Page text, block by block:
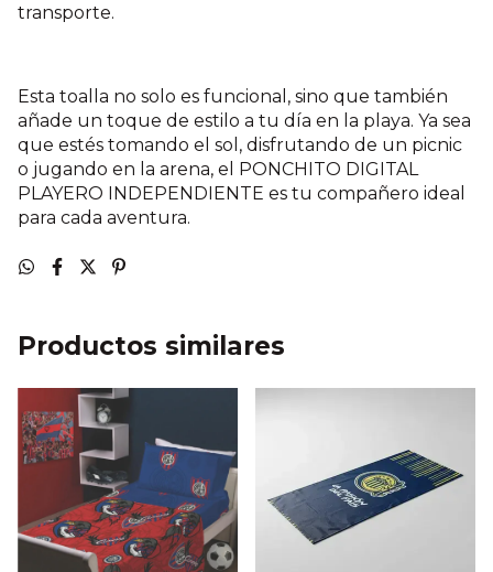
transporte.
Esta toalla no solo es funcional, sino que también
añade un toque de estilo a tu día en la playa. Ya sea
que estés tomando el sol, disfrutando de un picnic
o jugando en la arena, el PONCHITO DIGITAL
PLAYERO INDEPENDIENTE es tu compañero ideal
para cada aventura.
Productos similares